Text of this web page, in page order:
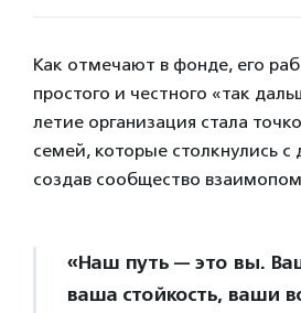
Как отмечают в фонде, его
простого и честного «так
летие организация стала
семей, которые столкнулись
создав сообщество
«Наш путь — это вы.
ваша стойкость, ваши